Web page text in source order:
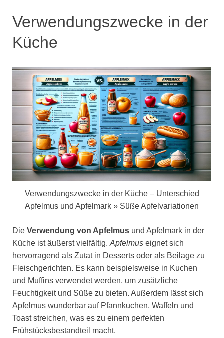
Verwendungszwecke in der
Küche
Verwendungszwecke in der Küche – Unterschied
Apfelmus und Apfelmark » Süße Apfelvariationen
Die Verwendung von Apfelmus und Apfelmark in der
Küche ist äußerst vielfältig. Apfelmus eignet sich
hervorragend als Zutat in Desserts oder als Beilage zu
Fleischgerichten. Es kann beispielsweise in Kuchen
und Muffins verwendet werden, um zusätzliche
Feuchtigkeit und Süße zu bieten. Außerdem lässt sich
Apfelmus wunderbar auf Pfannkuchen, Waffeln und
Toast streichen, was es zu einem perfekten
Frühstücksbestandteil macht.